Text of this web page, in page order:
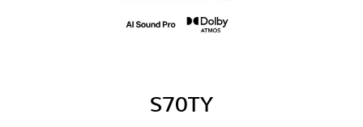
S70TY